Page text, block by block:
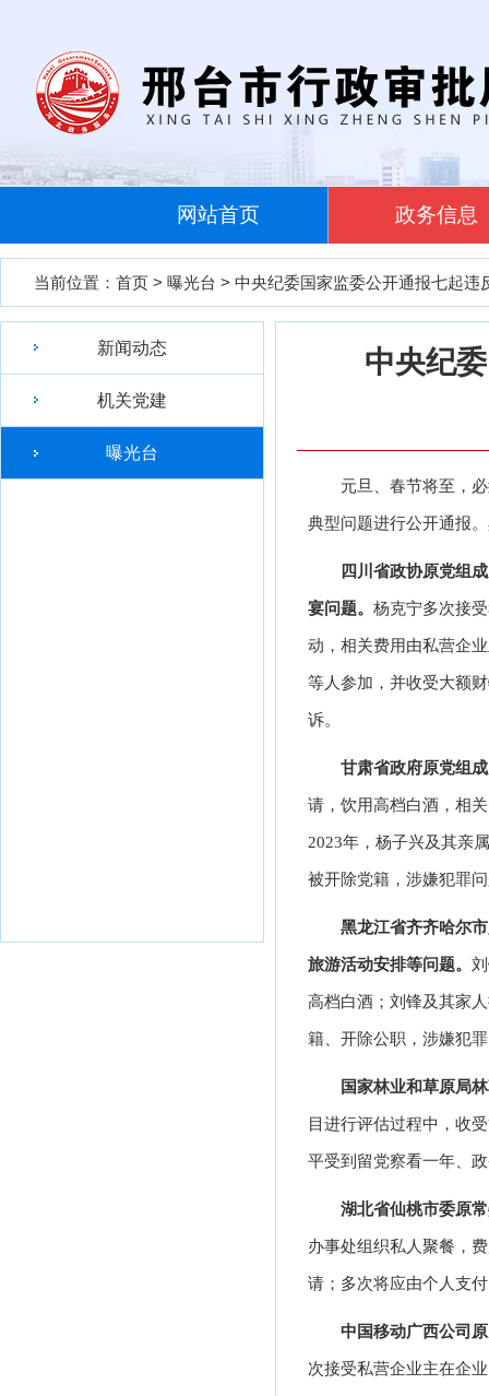
网站首页 政务信息
当前位置： 首页 > 曝光台 > 中央纪委国家监委公开通报七起违
新闻动态
机关党建
曝光台
中央纪
元旦、春节将至，
典型问题进行公开通报
四川省政协原党组
宴问题。 杨克宁多次接
动，相关费用由私营企
等人参加，并收受大额
诉。
甘肃省政府原党组
请，饮用高档白酒，相
2023年，杨子兴及其亲
被开除党籍，涉嫌犯罪
黑龙江省齐齐哈尔
旅游活动安排等问题。
高档白酒；刘锋及其家
籍、开除公职，涉嫌犯
国家林业和草原局
目进行评估过程中，收
平受到留党察看一年、
湖北省仙桃市委原
办事处组织私人聚餐，
请；多次将应由个人支
中国移动广西公司
次接受私营企业主在企